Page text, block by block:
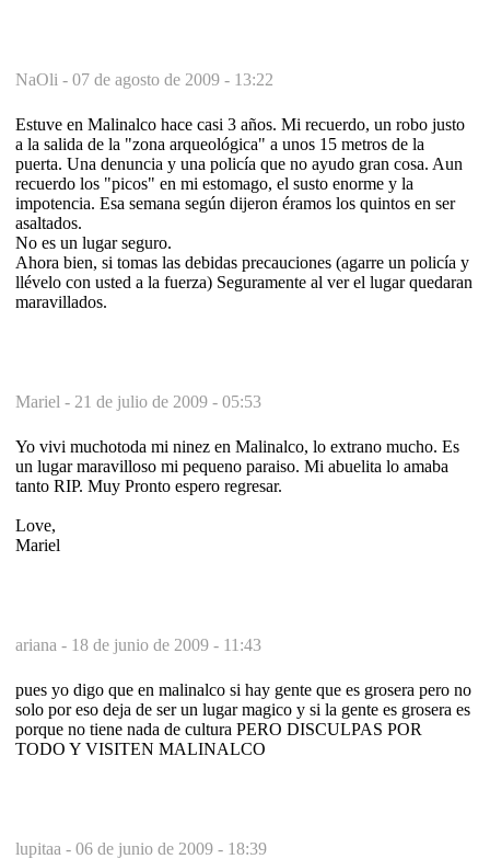
NaOli - 07 de agosto de 2009 - 13:22
Estuve en Malinalco hace casi 3 años. Mi recuerdo, un robo justo
a la salida de la "zona arqueológica" a unos 15 metros de la
puerta. Una denuncia y una policía que no ayudo gran cosa. Aun
recuerdo los "picos" en mi estomago, el susto enorme y la
impotencia. Esa semana según dijeron éramos los quintos en ser
asaltados.
No es un lugar seguro.
Ahora bien, si tomas las debidas precauciones (agarre un policía y
llévelo con usted a la fuerza) Seguramente al ver el lugar quedaran
maravillados.
Mariel - 21 de julio de 2009 - 05:53
Yo vivi muchotoda mi ninez en Malinalco, lo extrano mucho. Es
un lugar maravilloso mi pequeno paraiso. Mi abuelita lo amaba
tanto RIP. Muy Pronto espero regresar.
Love,
Mariel
ariana - 18 de junio de 2009 - 11:43
pues yo digo que en malinalco si hay gente que es grosera pero no
solo por eso deja de ser un lugar magico y si la gente es grosera es
porque no tiene nada de cultura PERO DISCULPAS POR
TODO Y VISITEN MALINALCO
lupitaa - 06 de junio de 2009 - 18:39